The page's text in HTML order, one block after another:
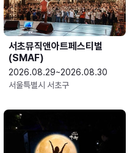
서초뮤직앤아트페스티벌
(SMAF)
2026.08.29~2026.08.30
서울특별시 서초구